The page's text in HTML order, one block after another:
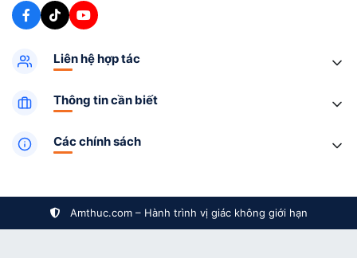
Liên hệ hợp tác
Thông tin cần biết
Các chính sách
Amthuc.com – Hành trình vị giác không giới hạn